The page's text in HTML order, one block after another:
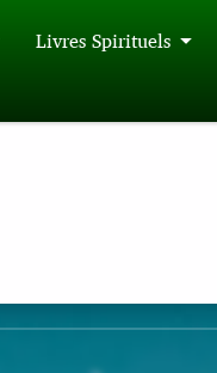
Livres Spirituels